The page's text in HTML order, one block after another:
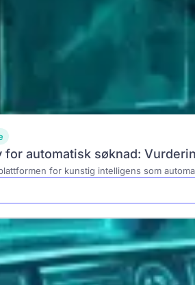
for automatisk søknad:
for kunstig intelligens som